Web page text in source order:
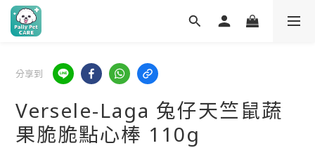
分享到
Versele-Laga 兔仔天竺鼠蔬
果脆脆點心棒 110g